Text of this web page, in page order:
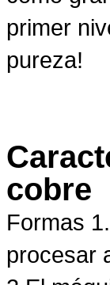
primer
pureza!
cobre
Formas
procesar